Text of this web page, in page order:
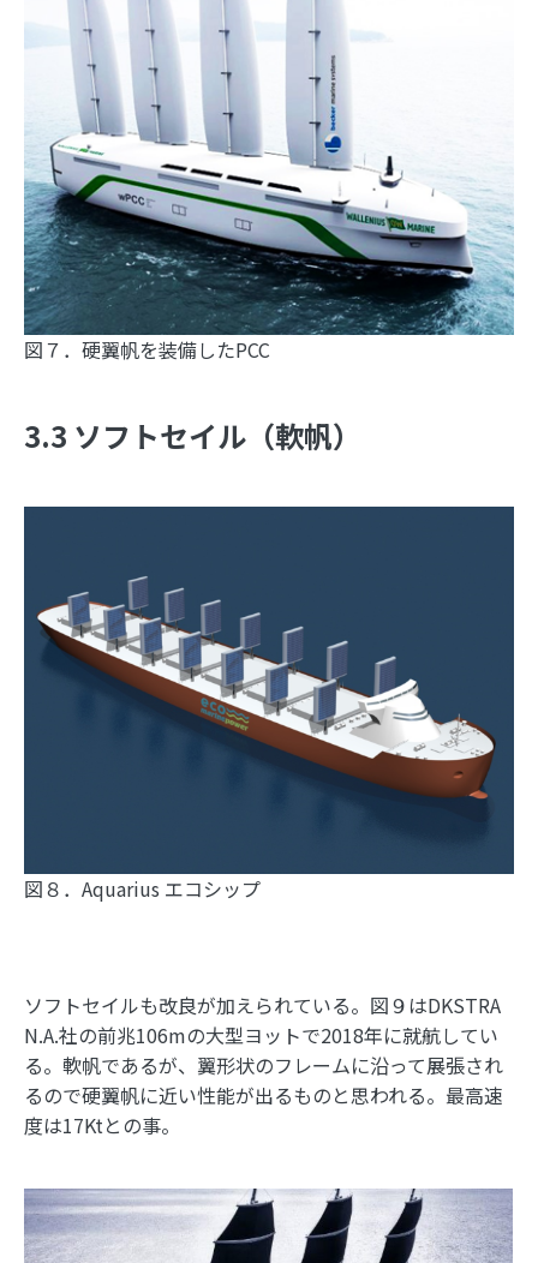
図７．硬翼帆を装備したPCC
3.3 ソフトセイル（軟帆）
図８．Aquarius エコシップ
ソフトセイルも改良が加えられている。図９はDKSTRA
N.A.社の前兆106mの大型ヨットで2018年に就航してい
る。軟帆であるが、翼形状のフレームに沿って展張され
るので硬翼帆に近い性能が出るものと思われる。最高速
度は17Ktとの事。